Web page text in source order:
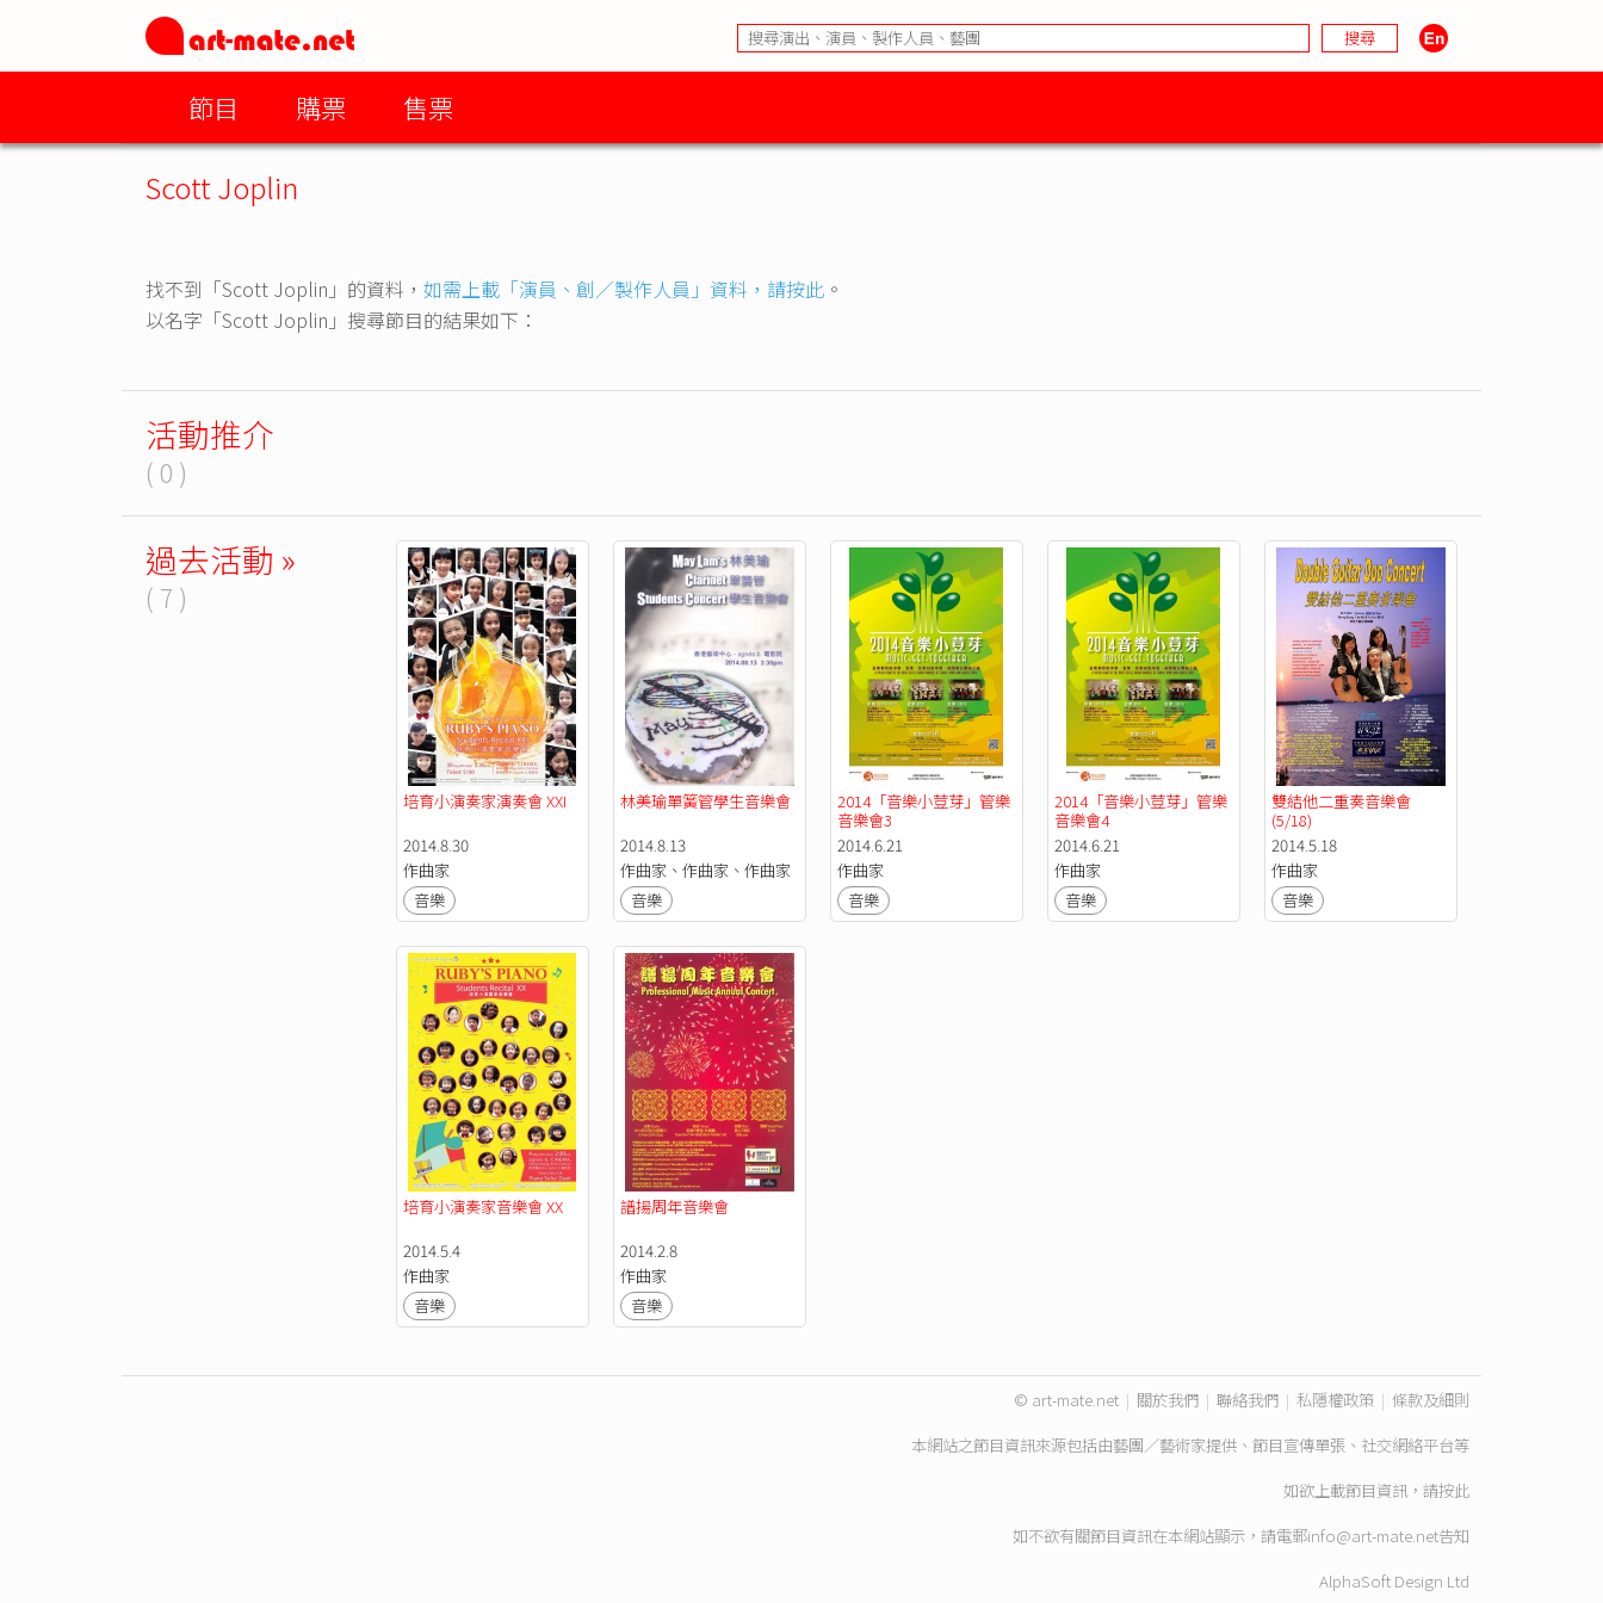
節目 購票 售票
Scott Joplin
找不到「Scott Joplin」的資料， 如需上載「演員、創／製作人員」資料，請按此 。
以名字「Scott Joplin」搜尋節目的結果如下：
活動推介
( 0 )
過去活動 »
( 7 )
培育小演奏家演奏會 XXI
2014.8.30
作曲家
音樂
林美瑜單簧管學生音樂會
2014.8.13
作曲家、作曲家、作曲家
音樂
2014「音樂小荳芽」管樂
音樂會3
2014.6.21
作曲家
音樂
2014「音樂小荳芽」管樂
音樂會4
2014.6.21
作曲家
音樂
雙結他二重奏音樂會
(5/18)
2014.5.18
作曲家
音樂
培育小演奏家音樂會 XX
2014.5.4
作曲家
音樂
譜揚周年音樂會
2014.2.8
作曲家
音樂
© art-mate.net | 關於我們 | 聯絡我們 | 私隱權政策 | 條款及細則
本網站之節目資訊來源包括由藝團／藝術家提供、節目宣傳單張、社交網絡平台等
如欲上載節目資訊，請按此
如不欲有關節目資訊在本網站顯示，請電郵info@art-mate.net告知
AlphaSoft Design Ltd